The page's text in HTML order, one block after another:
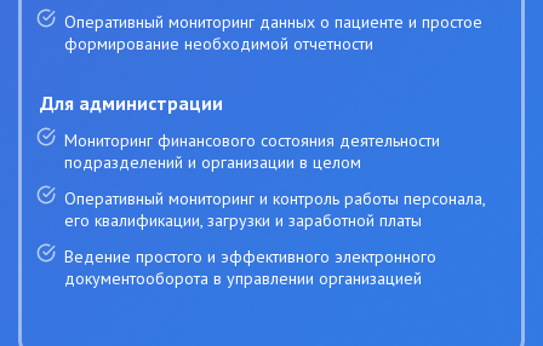
Оперативный мониторинг данных о пациенте и простое
формирование необходимой отчетности
Для администрации
Мониторинг финансового состояния деятельности
подразделений и организации в целом
Оперативный мониторинг и контроль работы персонала,
его квалификации, загрузки и заработной платы
Ведение простого и эффективного электронного
документооборота в управлении организацией